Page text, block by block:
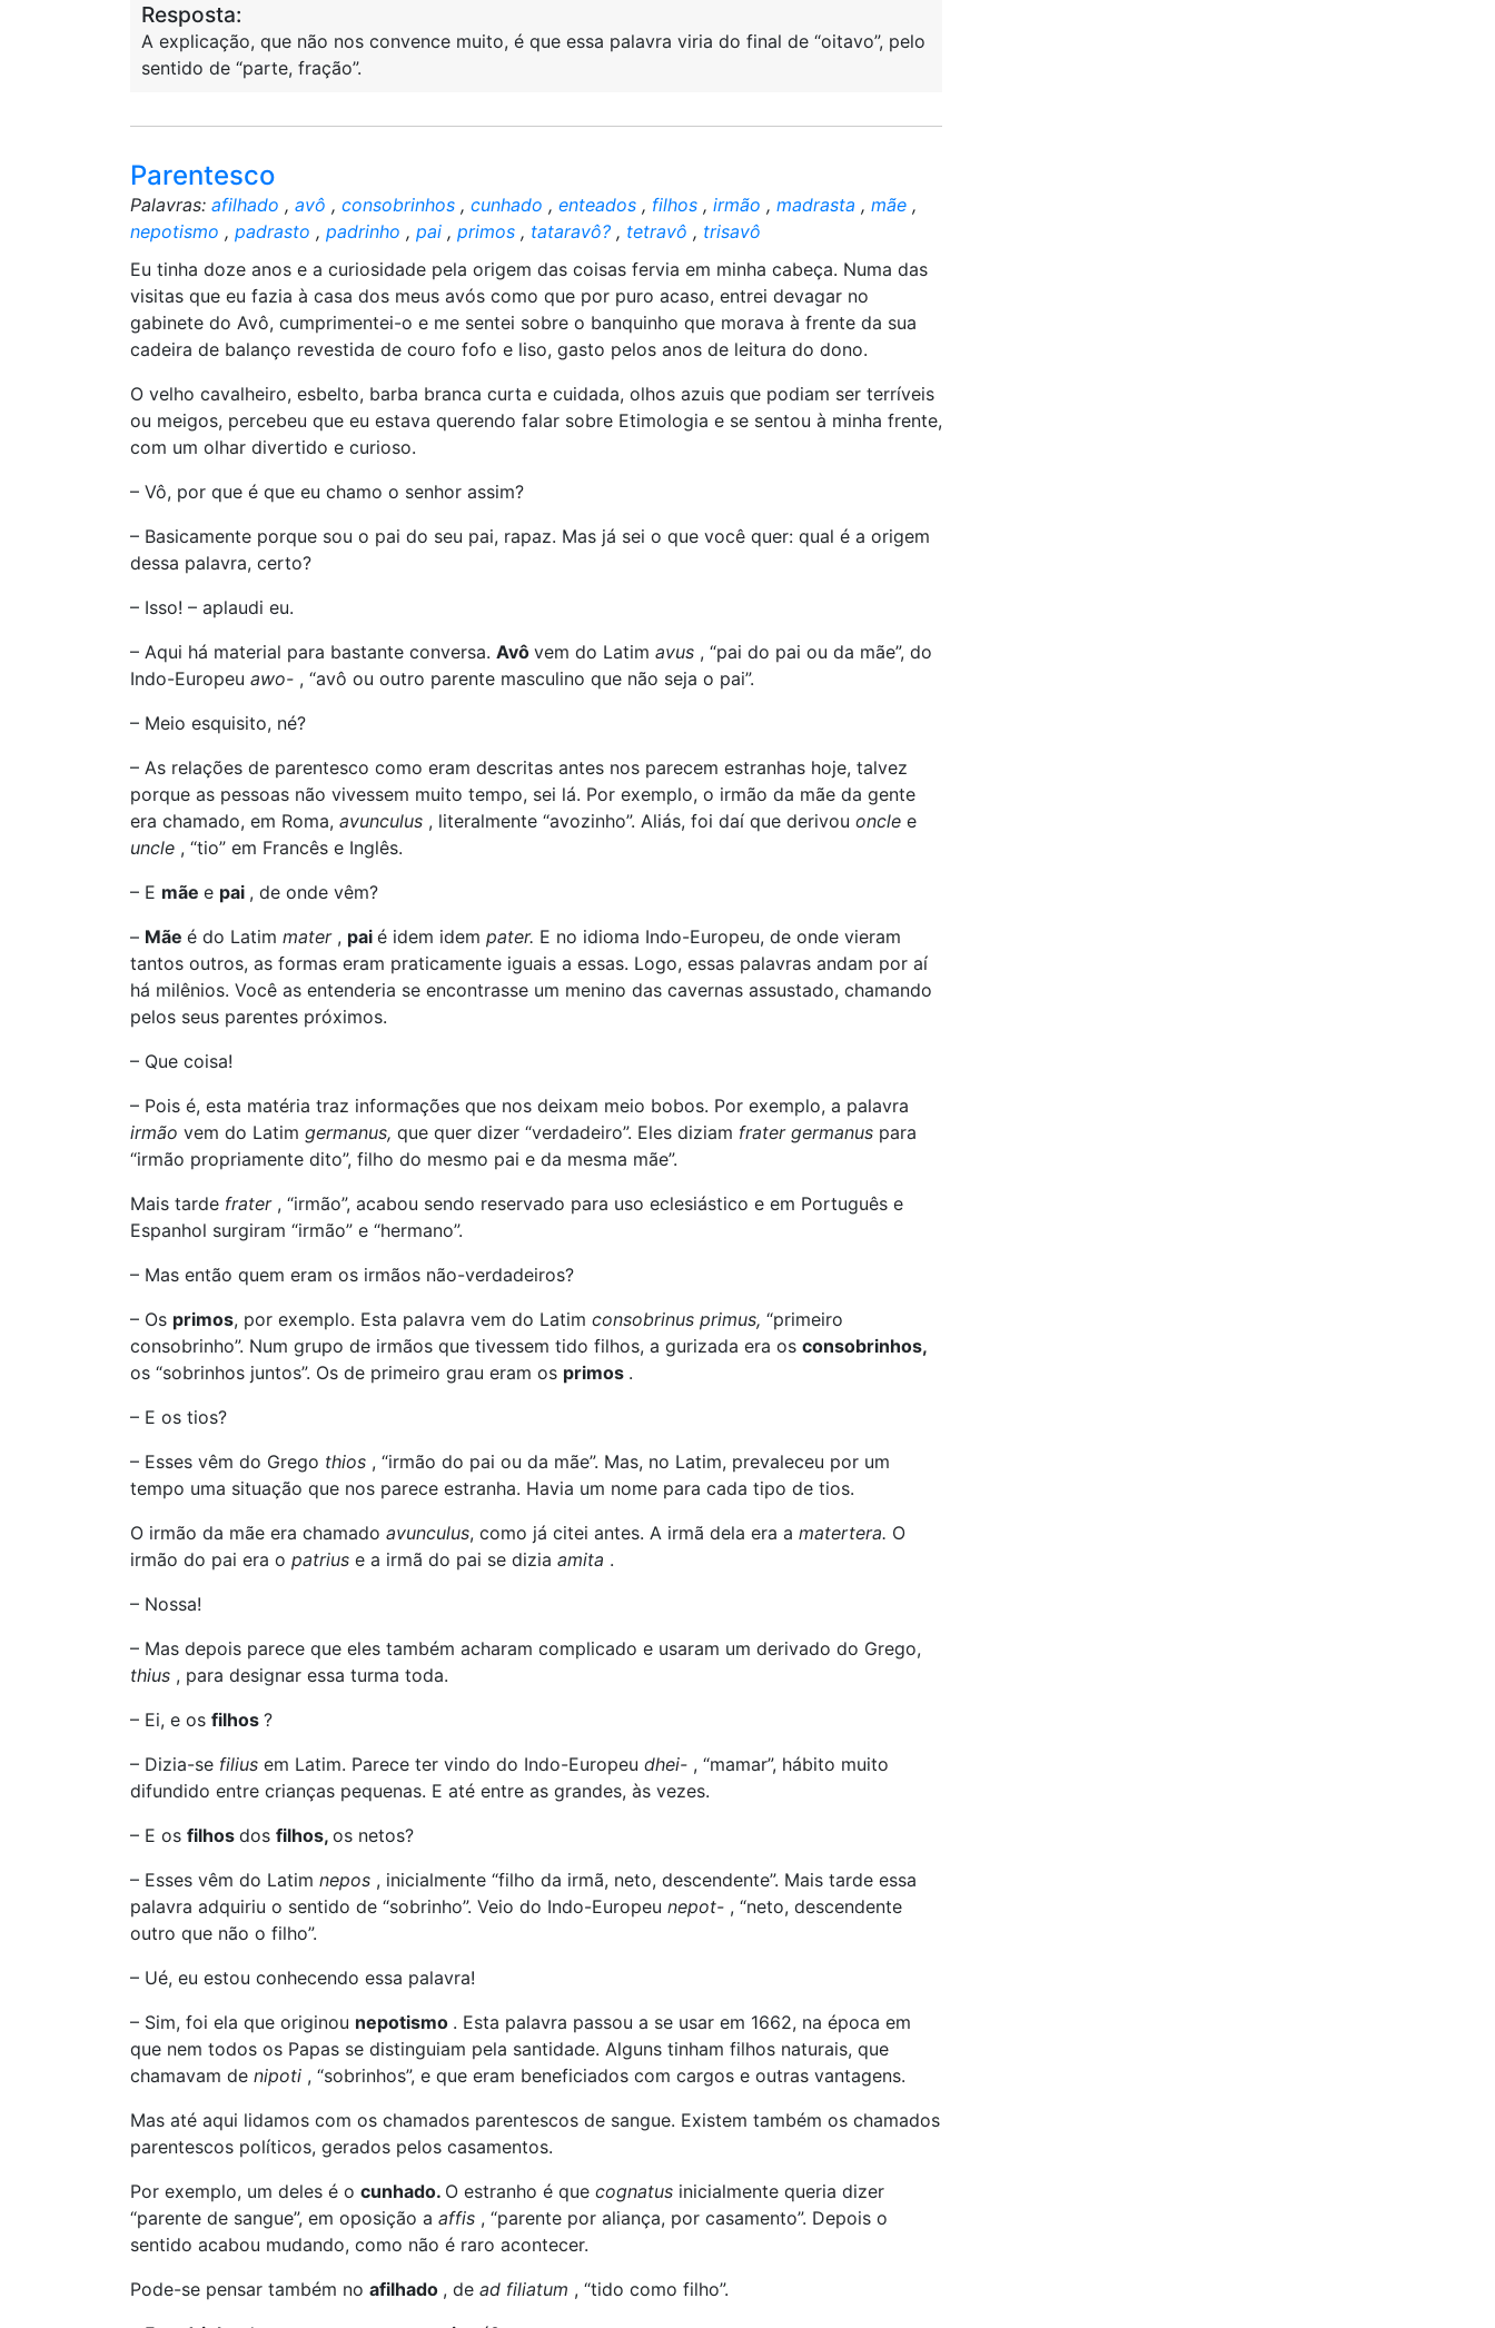
Resposta:
A explicação, que não nos convence muito, é que essa palavra viria do final de “oitavo”, pelo
sentido de “parte, fração”.
Parentesco
Palavras: afilhado , avô , consobrinhos , cunhado , enteados , filhos , irmão , madrasta , mãe ,
nepotismo , padrasto , padrinho , pai , primos , tataravô? , tetravô , trisavô
Eu tinha doze anos e a curiosidade pela origem das coisas fervia em minha cabeça. Numa das
visitas que eu fazia à casa dos meus avós como que por puro acaso, entrei devagar no
gabinete do Avô, cumprimentei-o e me sentei sobre o banquinho que morava à frente da sua
cadeira de balanço revestida de couro fofo e liso, gasto pelos anos de leitura do dono.
O velho cavalheiro, esbelto, barba branca curta e cuidada, olhos azuis que podiam ser terríveis
ou meigos, percebeu que eu estava querendo falar sobre Etimologia e se sentou à minha frente,
com um olhar divertido e curioso.
– Vô, por que é que eu chamo o senhor assim?
– Basicamente porque sou o pai do seu pai, rapaz. Mas já sei o que você quer: qual é a origem
dessa palavra, certo?
– Isso! – aplaudi eu.
– Aqui há material para bastante conversa. Avô vem do Latim avus , “pai do pai ou da mãe”, do
Indo-Europeu awo- , “avô ou outro parente masculino que não seja o pai”.
– Meio esquisito, né?
– As relações de parentesco como eram descritas antes nos parecem estranhas hoje, talvez
porque as pessoas não vivessem muito tempo, sei lá. Por exemplo, o irmão da mãe da gente
era chamado, em Roma, avunculus , literalmente “avozinho”. Aliás, foi daí que derivou oncle e
uncle , “tio” em Francês e Inglês.
– E mãe e pai , de onde vêm?
– Mãe é do Latim mater , pai é idem idem pater. E no idioma Indo-Europeu, de onde vieram
tantos outros, as formas eram praticamente iguais a essas. Logo, essas palavras andam por aí
há milênios. Você as entenderia se encontrasse um menino das cavernas assustado, chamando
pelos seus parentes próximos.
– Que coisa!
– Pois é, esta matéria traz informações que nos deixam meio bobos. Por exemplo, a palavra
irmão vem do Latim germanus, que quer dizer “verdadeiro”. Eles diziam frater germanus para
“irmão propriamente dito”, filho do mesmo pai e da mesma mãe”.
Mais tarde frater , “irmão”, acabou sendo reservado para uso eclesiástico e em Português e
Espanhol surgiram “irmão” e “hermano”.
– Mas então quem eram os irmãos não-verdadeiros?
– Os primos, por exemplo. Esta palavra vem do Latim consobrinus primus, “primeiro
consobrinho”. Num grupo de irmãos que tivessem tido filhos, a gurizada era os consobrinhos,
os “sobrinhos juntos”. Os de primeiro grau eram os primos .
– E os tios?
– Esses vêm do Grego thios , “irmão do pai ou da mãe”. Mas, no Latim, prevaleceu por um
tempo uma situação que nos parece estranha. Havia um nome para cada tipo de tios.
O irmão da mãe era chamado avunculus, como já citei antes. A irmã dela era a matertera. O
irmão do pai era o patrius e a irmã do pai se dizia amita .
– Nossa!
– Mas depois parece que eles também acharam complicado e usaram um derivado do Grego,
thius , para designar essa turma toda.
– Ei, e os filhos ?
– Dizia-se filius em Latim. Parece ter vindo do Indo-Europeu dhei- , “mamar”, hábito muito
difundido entre crianças pequenas. E até entre as grandes, às vezes.
– E os filhos dos filhos, os netos?
– Esses vêm do Latim nepos , inicialmente “filho da irmã, neto, descendente”. Mais tarde essa
palavra adquiriu o sentido de “sobrinho”. Veio do Indo-Europeu nepot- , “neto, descendente
outro que não o filho”.
– Ué, eu estou conhecendo essa palavra!
– Sim, foi ela que originou nepotismo . Esta palavra passou a se usar em 1662, na época em
que nem todos os Papas se distinguiam pela santidade. Alguns tinham filhos naturais, que
chamavam de nipoti , “sobrinhos”, e que eram beneficiados com cargos e outras vantagens.
Mas até aqui lidamos com os chamados parentescos de sangue. Existem também os chamados
parentescos políticos, gerados pelos casamentos.
Por exemplo, um deles é o cunhado. O estranho é que cognatus inicialmente queria dizer
“parente de sangue”, em oposição a affis , “parente por aliança, por casamento”. Depois o
sentido acabou mudando, como não é raro acontecer.
Pode-se pensar também no afilhado , de ad filiatum , “tido como filho”.